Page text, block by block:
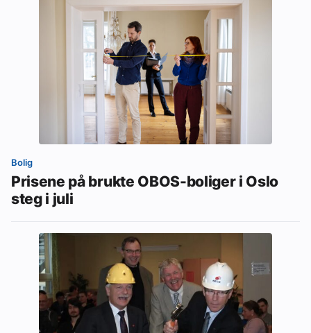
Bolig
Prisene på brukte OBOS-boliger i Oslo
steg i juli